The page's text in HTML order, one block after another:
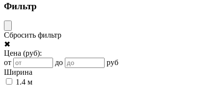
Фильтр
Сбросить фильтр
✖
Цена (руб):
от
до
руб
Ширина
1.4 м